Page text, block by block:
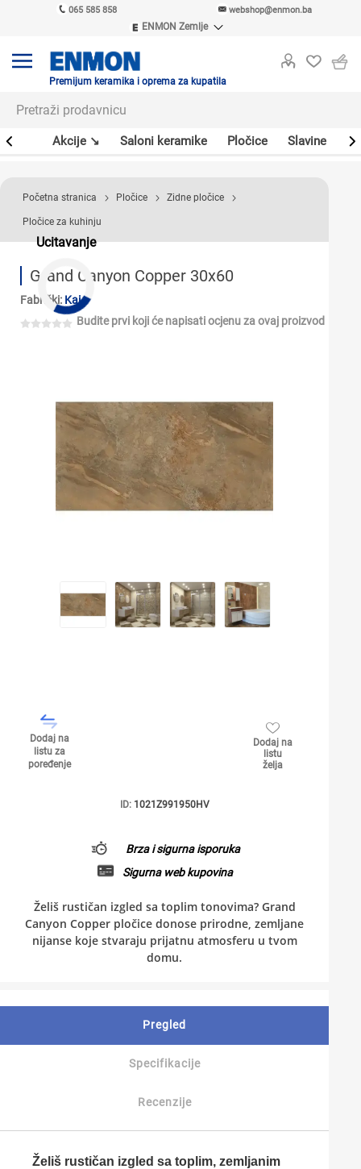
065 585 858 webshop@enmon.ba
ENMON Zemlje
ENMON MKD
Premijum keramika i oprema za kupatila
Akcije ↘ Saloni keramike Pločice Slavine
Ucitavanje
Početna stranica Pločice Zidne pločice
Pločice za kuhinju
Grand Canyon Copper 30x60
Fabrički: Kai
Budite prvi koji će napisati ocjenu za ovaj proizvod
Dodaj na
listu za
poređenje
Dodaj na
listu
želja
ID: 1021Z991950HV
Brza i sigurna isporuka
Sigurna web kupovina
Želiš rustičan izgled sa toplim tonovima? Grand
Canyon Copper pločice donose prirodne, zemljane
nijanse koje stvaraju prijatnu atmosferu u tvom
domu.
Pregled
Specifikacije
Recenzije
Želiš rustičan izgled sa toplim, zemljanim